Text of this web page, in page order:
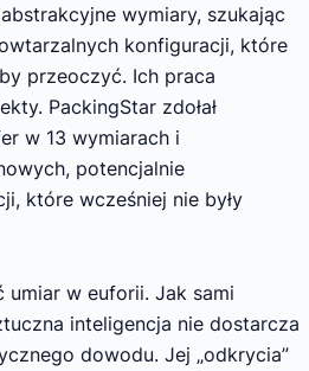
wymiary, szukając
konfiguracji, które
przeoczyć. Ich praca
PackingStar zdołał
w 13 wymiarach i
potencjalnie
które wcześniej nie były
umiar w euforii. Jak sami
inteligencja nie dostarcza
dowodu. Jej „odkrycia”